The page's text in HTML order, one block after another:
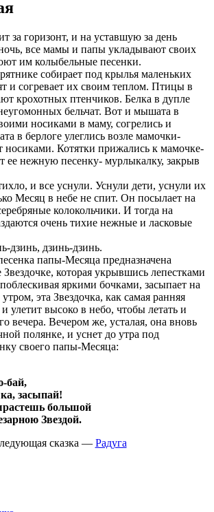
за горизонт, и на уставшую за день
все мамы и папы укладывают своих
им колыбельные песенки.
собирает под крылья маленьких
и согревает их своим теплом. Птицы в
крохотных птенчиков. Белка в дупле
бельчат. Вот и мышата в
носиками в маму, согрелись и
в берлоге улеглись возле мамочки-
носиками. Котятки прижались к мамочке-
ее нежную песенку- мурлыкалку, закрыв
и все уснули. Уснули дети, уснули их
Месяц в небе не спит. Он посылает на
колокольчики. И тогда на
очень тихие нежные и ласковые
дзинь, дзинь-дзинь.
папы-Месяца предназначена
которая укрывшись лепестками
яркими бочками, засыпает на
эта Звездочка, как самая ранняя
улетит высоко в небо, чтобы летать и
вечера. Вечером же, усталая, она вновь
полянке, и уснет до утра под
своего папы-Месяца:
бай,
засыпай!
большой
Звездой.
сказка — Радуга